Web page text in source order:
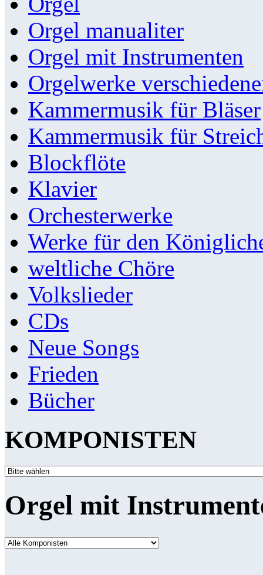
Orgel manualiter
Orgel mit Instrumenten
Orgelwerke
Kammermusik für Bläser
Kammermusik für
Blockflöte
Klavier
Orchesterwerke
Werke für den
weltliche Chöre
Volkslieder
CDs
Neue Songs
Frieden
Bücher
KOMPONISTEN
Orgel mit